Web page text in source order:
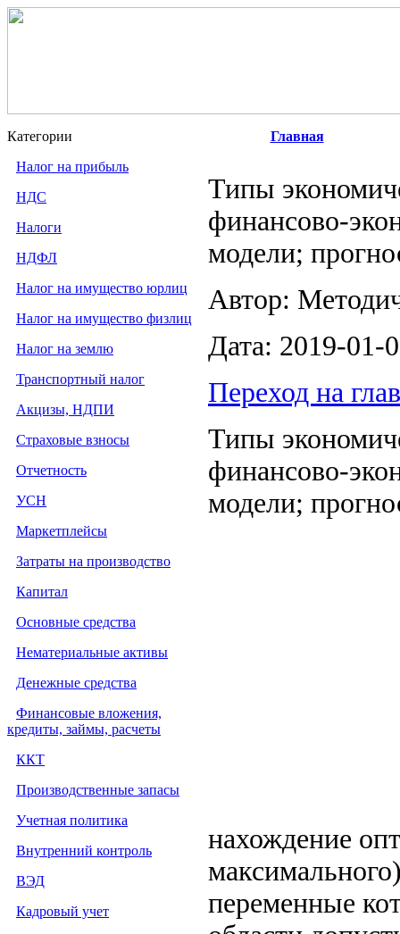
Категории
Налог на прибыль
НДС
Налоги
НДФЛ
Налог на имущество юрлиц
Налог на имущество физлиц
Налог на землю
Транспортный налог
Акцизы, НДПИ
Страховые взносы
Отчетность
УСН
Маркетплейсы
Затраты на производство
Капитал
Основные средства
Нематериальные активы
Денежные средства
Финансовые вложения,
кредиты, займы, расчеты
ККТ
Производственные запасы
Учетная политика
Внутренний контроль
ВЭД
Кадровый учет
Главная
Типы
финансово-
модели;
Автор:
Дата: 2019-01-
Переход на
Типы
финансово-
модели;
нахождение
переменные